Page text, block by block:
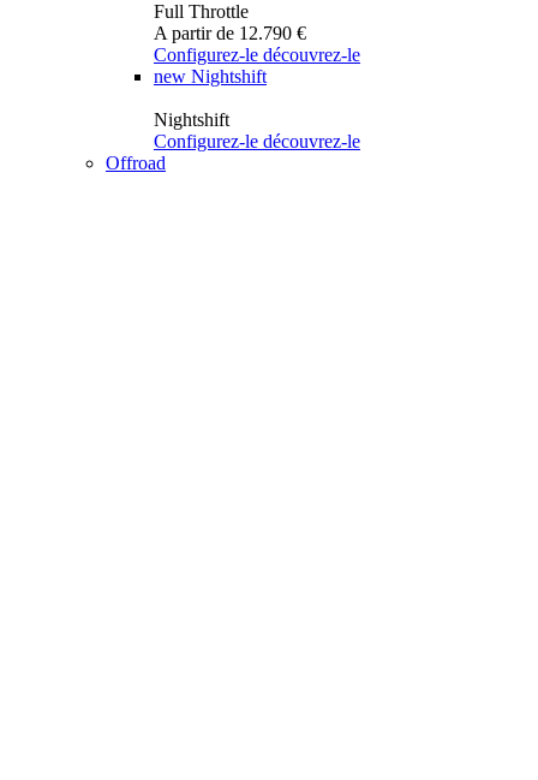
Full Throttle
A partir de 12.790 €
Configurez-le découvrez-le
new Nightshift
Nightshift
Configurez-le découvrez-le
Offroad